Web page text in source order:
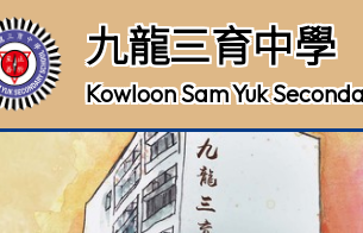
九龍三育中學
Kowloon Sam Yuk